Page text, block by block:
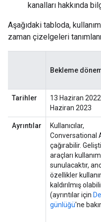
kanalları hakkında
Aşağıdaki tabloda,
zaman çizelgeleri
Bekleme
Tarihler
13 Haziran
Haziran 2023
Ayrıntılar
Kullanıcılar,
Conversational
çağırabilir.
araçları
sunulacaktır,
özellikler
kaldırılmış
(ayrıntılar için
günlüğü'ne